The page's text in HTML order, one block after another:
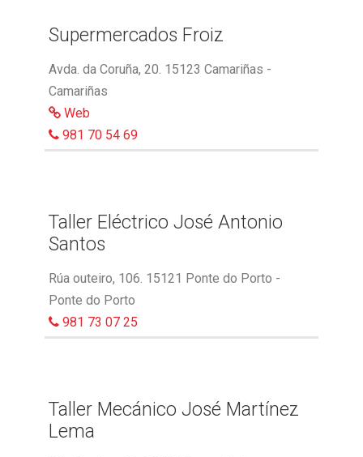
Supermercados Froiz
Avda. da Coruña, 20. 15123 Camariñas -
Camariñas
Web
981 70 54 69
Taller Eléctrico José Antonio
Santos
Rúa outeiro, 106. 15121 Ponte do Porto -
Ponte do Porto
981 73 07 25
Taller Mecánico José Martínez
Lema